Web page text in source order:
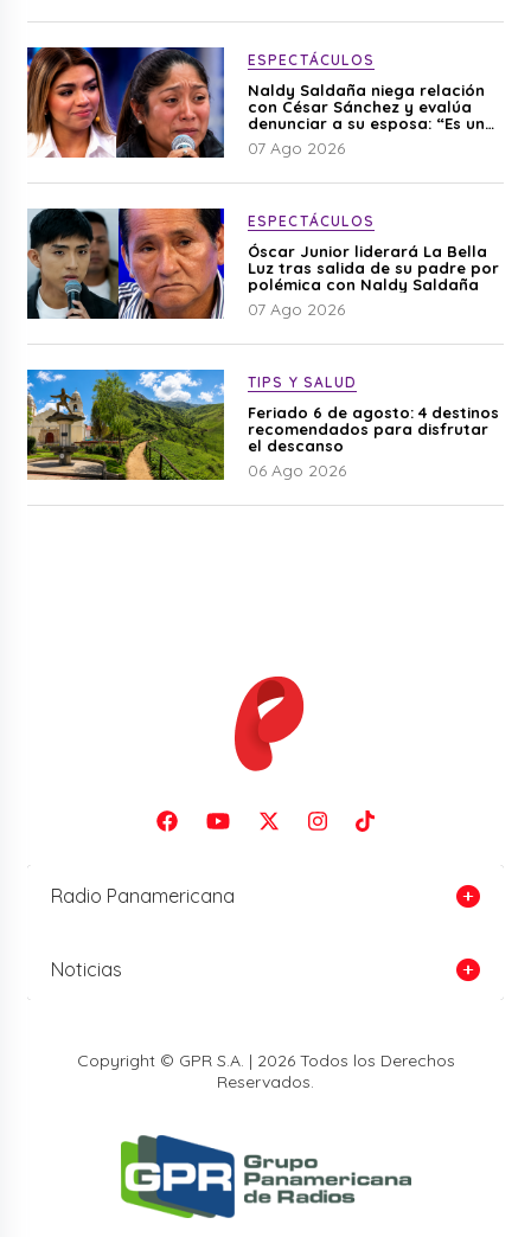
ESPECTÁCULOS
Naldy Saldaña niega relación
con César Sánchez y evalúa
denunciar a su esposa: “Es una
difamación”
07 Ago 2026
ESPECTÁCULOS
Óscar Junior liderará La Bella
Luz tras salida de su padre por
polémica con Naldy Saldaña
07 Ago 2026
TIPS Y SALUD
Feriado 6 de agosto: 4 destinos
recomendados para disfrutar
el descanso
06 Ago 2026
Radio Panamericana
Noticias
Copyright © GPR S.A. | 2026 Todos los Derechos
Reservados.